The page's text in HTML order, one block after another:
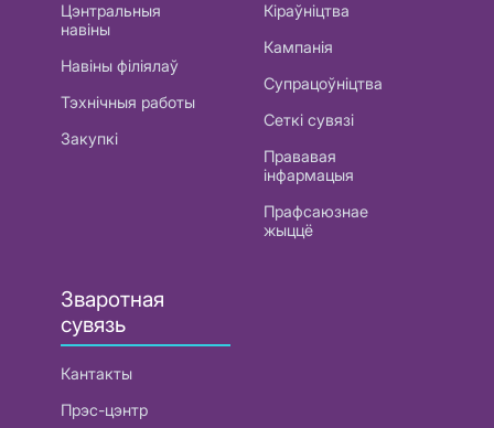
Цэнтральныя
навіны
Навіны філіялаў
Тэхнічныя работы
Закупкі
Кіраўніцтва
Кампанія
Супрацоўніцтва
Сеткі сувязі
Прававая
інфармацыя
Прафсаюзнае
жыццё
Зваротная
сувязь
Кантакты
Прэс-цэнтр